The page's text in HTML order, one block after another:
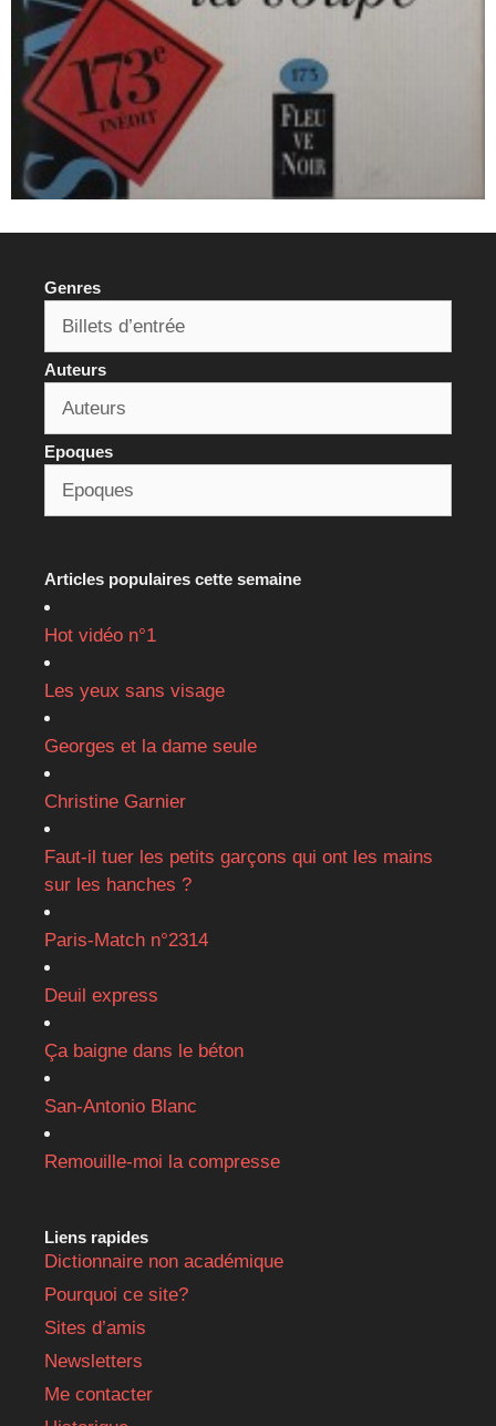
Genres
Auteurs
Epoques
Articles populaires cette semaine
Hot vidéo n°1
Les yeux sans visage
Georges et la dame seule
Christine Garnier
Faut-il tuer les petits garçons qui ont les mains
sur les hanches ?
Paris-Match n°2314
Deuil express
Ça baigne dans le béton
San-Antonio Blanc
Remouille-moi la compresse
Liens rapides
Dictionnaire non académique
Pourquoi ce site?
Sites d’amis
Newsletters
Me contacter